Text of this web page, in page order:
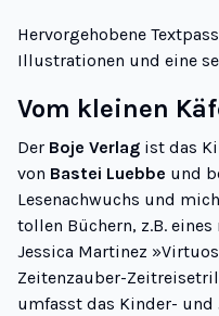
Hervorgehobene
Illustrationen und eine
Vom kleinen
Der Boje Verlag ist das
von Bastei Luebbe und
Lesenachwuchs und
tollen Büchern, z.B. eines
Jessica Martinez »
Zeitenzauber-
umfasst das Kinder-